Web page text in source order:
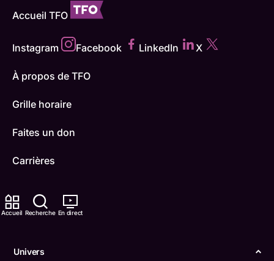
Accueil Recherche En direct
Univers
Accueil TFO
Instagram Facebook LinkedIn X
À propos de TFO
Grille horaire
Faites un don
Carrières
Comment nous capter